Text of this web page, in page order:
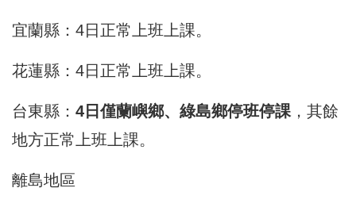
宜蘭縣：4日正常上班上課。
花蓮縣：4日正常上班上課。
台東縣： 4日僅蘭嶼鄉、綠島鄉停班停課 ，其餘
地方正常上班上課。
離島地區